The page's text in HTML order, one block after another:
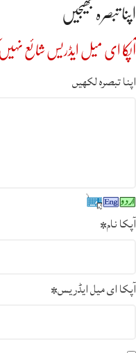
اپنا تبصرہ بھیجیں
آپکا ای میل ایڈریس شائع
اپنا تبصرہ لکھیں
آپکا نام*
آپکا ای میل ایڈریس*